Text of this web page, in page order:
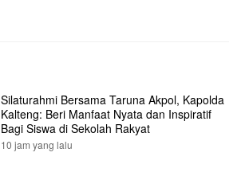
Silaturahmi Bersama Taruna Akpol, Kapolda
Kalteng: Beri Manfaat Nyata dan Inspiratif
Bagi Siswa di Sekolah Rakyat
10 jam yang lalu